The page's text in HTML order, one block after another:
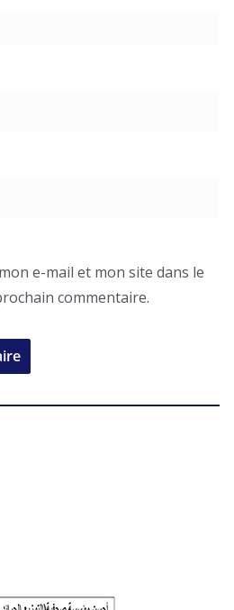
e-mail et mon site dans le
commentaire.